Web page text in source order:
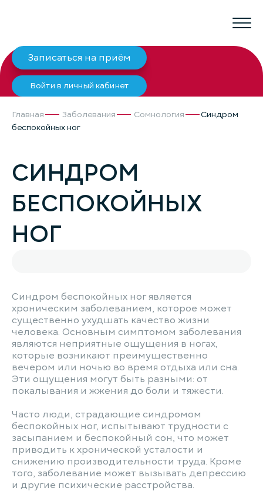
Записаться на приём
Войти в личный кабинет
Главная Заболевания Сомнология
Синдром
беспокойных ног
СИНДРОМ
БЕСПОКОЙНЫХ
НОГ
Синдром беспокойных ног является
хроническим заболеванием, которое может
существенно ухудшать качество жизни
человека. Основным симптомом заболевания
являются неприятные ощущения в ногах,
которые возникают преимущественно
вечером или ночью во время отдыха или сна.
Эти ощущения могут быть разными: от
покалывания и жжения до боли и тяжести.
Часто люди, страдающие синдромом
беспокойных ног, испытывают трудности с
засыпанием и беспокойный сон, что может
приводить к хронической усталости и
снижению производительности труда. Кроме
того, заболевание может вызывать депрессию
и другие психические расстройства.